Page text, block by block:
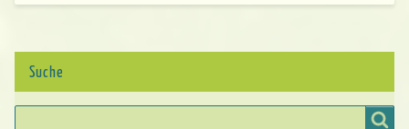
park
Suche